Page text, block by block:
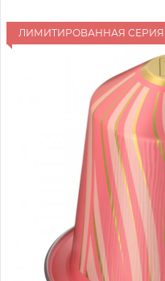
ЛИМИТИРОВАННАЯ СЕРИЯ